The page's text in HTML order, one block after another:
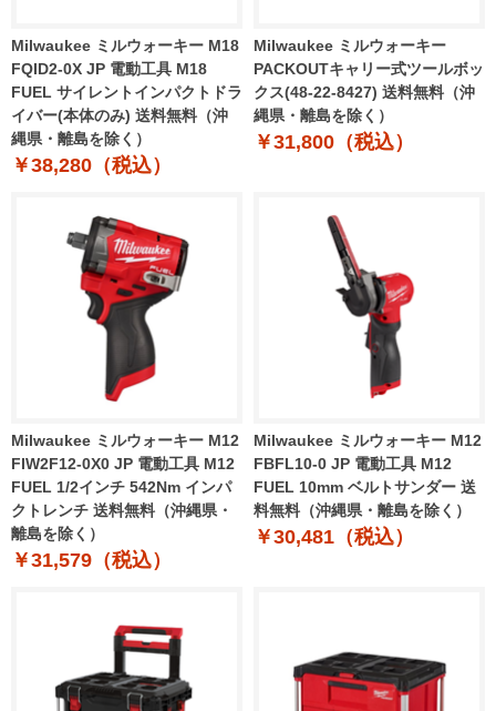
Milwaukee ミルウォーキー M18
FQID2-0X JP 電動工具 M18
FUEL サイレントインパクトドラ
イバー(本体のみ) 送料無料（沖
縄県・離島を除く）
￥38,280（税込）
Milwaukee ミルウォーキー
PACKOUTキャリー式ツールボッ
クス(48-22-8427) 送料無料（沖
縄県・離島を除く）
￥31,800（税込）
Milwaukee ミルウォーキー M12
FIW2F12-0X0 JP 電動工具 M12
FUEL 1/2インチ 542Nm インパ
クトレンチ 送料無料（沖縄県・
離島を除く）
￥31,579（税込）
Milwaukee ミルウォーキー M12
FBFL10-0 JP 電動工具 M12
FUEL 10mm ベルトサンダー 送
料無料（沖縄県・離島を除く）
￥30,481（税込）